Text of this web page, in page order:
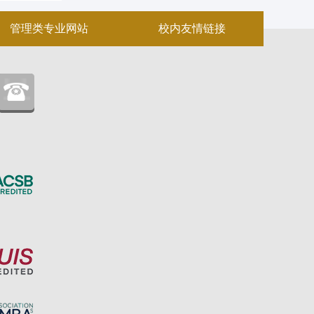
管理类专业网站 校内友情链接